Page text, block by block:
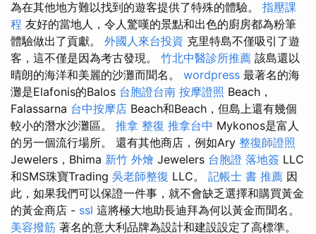
為在其他地方難以找到的遊客提供了特殊的體驗。 指壓課
程 友好的當地人，令人驚嘆的景點和出色的廚房都為粉筆
體驗做出了貢獻。 外國人來台投資 克里特島不僅吸引了遊
客，這不僅是因為考古發現。 竹北中醫診所推薦 該島還以
晴朗的海洋和美麗的沙灘而聞名。 wordpress 最著名的海
灘是Elafonis的Balos 台胞證台南 按摩證照 Beach，
Falassarna 台中按摩店 Beach和Beach，但島上還有幾個
較小的潛水沙灘區。 推拿 整復 推拿台中 Mykonos是富人
的另一個流行場所。 還有其他商店，例如Ary 整復師證照
Jewelers，Bhima 新竹 外燴 Jewelers 台胞證 落地簽 LLC
和SMS珠寶Trading 吳老師整復 LLC。 記帳士 書 推薦 因
此，如果我們可以保證一件事，就不會缺乏選擇和購買黃金
的黃金商店 - ssl 這將極大地助長迪拜為何以黃金而聞名。
美容撥筋 著名的意大利品牌為設計和建設設定了高標準。